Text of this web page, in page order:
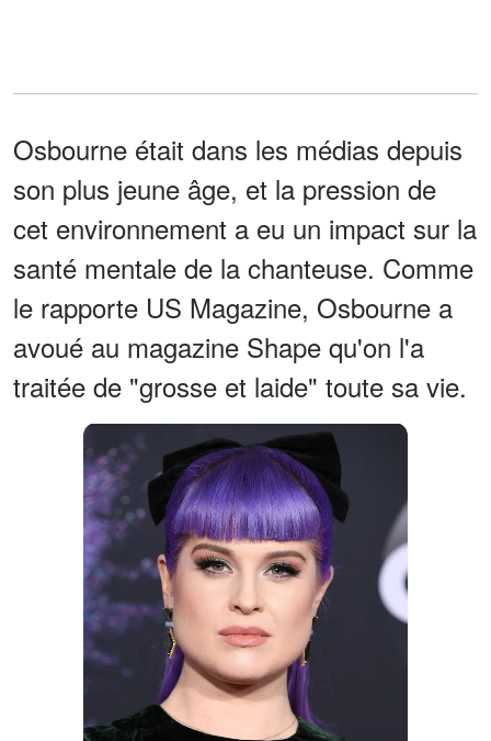
Osbourne était dans les médias depuis
son plus jeune âge, et la pression de
cet environnement a eu un impact sur la
santé mentale de la chanteuse. Comme
le rapporte US Magazine, Osbourne a
avoué au magazine Shape qu'on l'a
traitée de "grosse et laide" toute sa vie.